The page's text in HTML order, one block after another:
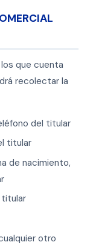
que cuenta
recolectar la
del titular
titular
de nacimiento,
titular
otro